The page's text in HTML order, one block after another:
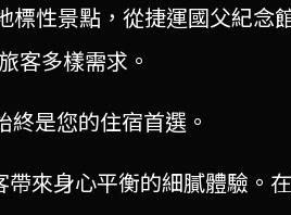
標性景點，從捷運國父紀念
客多樣需求。
是您的住宿首選。
來身心平衡的細膩體驗。